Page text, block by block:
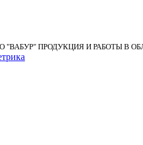
"ВАБУР" ПРОДУКЦИЯ И РАБОТЫ В